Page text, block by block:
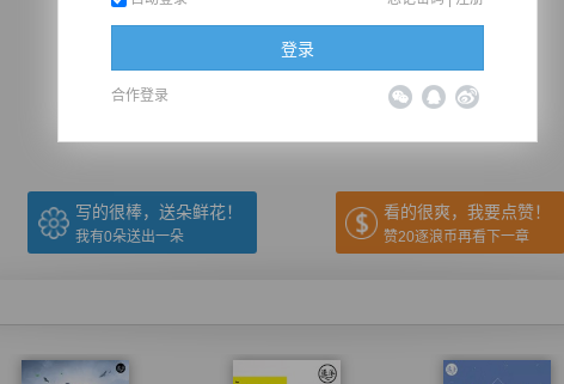
推荐在手机上阅读本书
（← 快捷键 下一章 快捷键→）
写的很棒，送朵鲜花！
我有0朵送出一朵
看的很爽，我要点赞！
赞20逐浪币再看下一章
登录
合作登录